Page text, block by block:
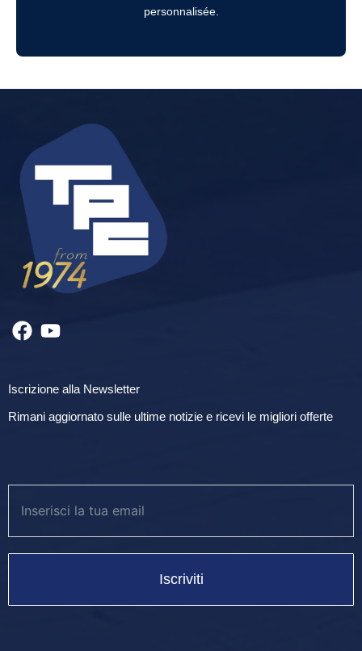
personnalisée.
Iscrizione alla Newsletter
Rimani aggiornato sulle ultime notizie e ricevi le migliori offerte
Iscriviti